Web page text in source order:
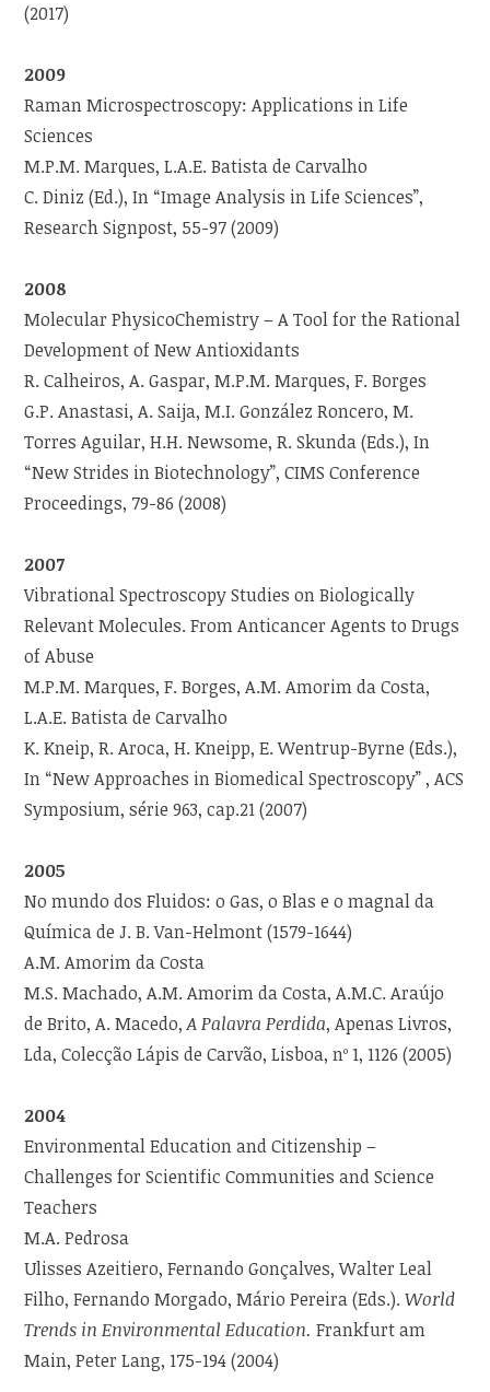
(2017)
2009
Raman Microspectroscopy: Applications in Life
Sciences
M.P.M. Marques, L.A.E. Batista de Carvalho
C. Diniz (Ed.), In “Image Analysis in Life Sciences”,
Research Signpost, 55-97 (2009)
2008
Molecular PhysicoChemistry – A Tool for the Rational
Development of New Antioxidants
R. Calheiros, A. Gaspar, M.P.M. Marques, F. Borges
G.P. Anastasi, A. Saija, M.I. González Roncero, M.
Torres Aguilar, H.H. Newsome, R. Skunda (Eds.), In
“New Strides in Biotechnology”, CIMS Conference
Proceedings, 79-86 (2008)
2007
Vibrational Spectroscopy Studies on Biologically
Relevant Molecules. From Anticancer Agents to Drugs
of Abuse
M.P.M. Marques, F. Borges, A.M. Amorim da Costa,
L.A.E. Batista de Carvalho
K. Kneip, R. Aroca, H. Kneipp, E. Wentrup-Byrne (Eds.),
In “New Approaches in Biomedical Spectroscopy” , ACS
Symposium, série 963, cap.21 (2007)
2005
No mundo dos Fluidos: o Gas, o Blas e o magnal da
Química de J. B. Van-Helmont (1579-1644)
A.M. Amorim da Costa
M.S. Machado, A.M. Amorim da Costa, A.M.C. Araújo
de Brito, A. Macedo,A Palavra Perdida, Apenas Livros,
Lda, Colecção Lápis de Carvão, Lisboa, nº 1, 1126 (2005)
2004
Environmental Education and Citizenship –
Challenges for Scientific Communities and Science
Teachers
M.A. Pedrosa
Ulisses Azeitiero, Fernando Gonçalves, Walter Leal
Filho, Fernando Morgado, Mário Pereira (Eds.).World
Trends in Environmental Education. Frankfurt am
Main, Peter Lang, 175-194 (2004)